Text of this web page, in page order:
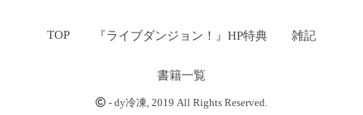
TOP 『ライブダンジョン！』HP特典 雑記
書籍一覧
- dy冷凍, 2019 All Rights Reserved.